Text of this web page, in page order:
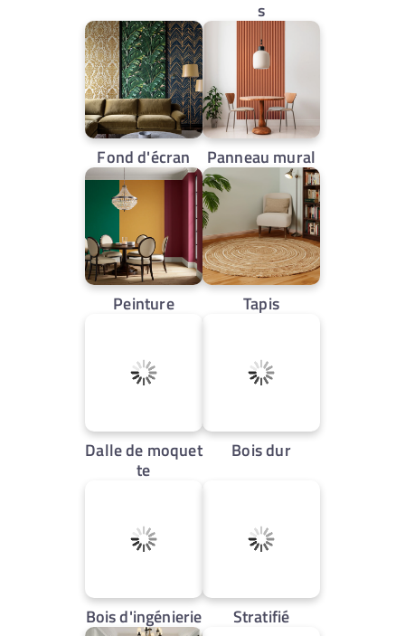
s
Fond d'écran Panneau mural
Peinture Tapis
Dalle de moquet
te
Bois dur
Bois d'ingénierie Stratifié